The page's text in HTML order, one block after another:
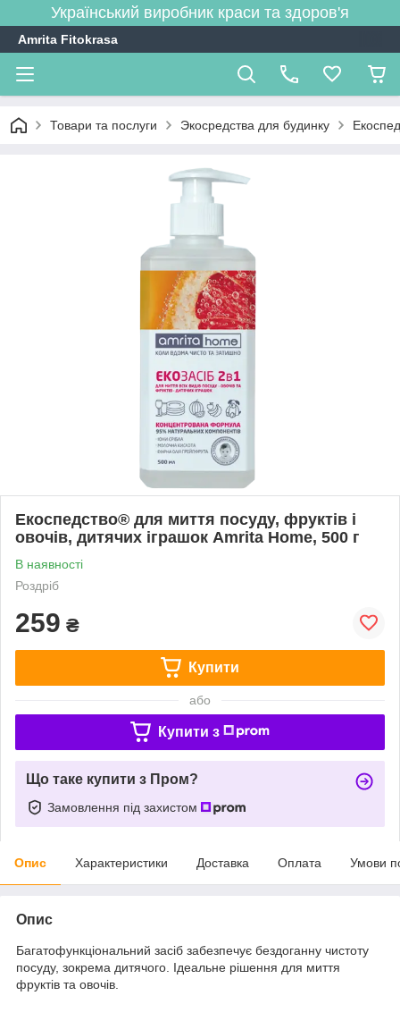
Український виробник краси та здоров'я
Amrita Fitokrasa
Товари та послуги Экосредства для будинку
Екоспедство® для миття посуду, фруктів і
овочів, дитячих іграшок Аmrita Home, 500 г
В наявності
Роздріб
259 ₴
Купити
або
Купити з
Що таке купити з Пром?
Замовлення під захистом
Опис Характеристики Доставка Оплата Умови
Опис
Багатофункціональний засіб забезпечує бездоганну чистоту
посуду, зокрема дитячого. Ідеальне рішення для миття
фруктів та овочів.